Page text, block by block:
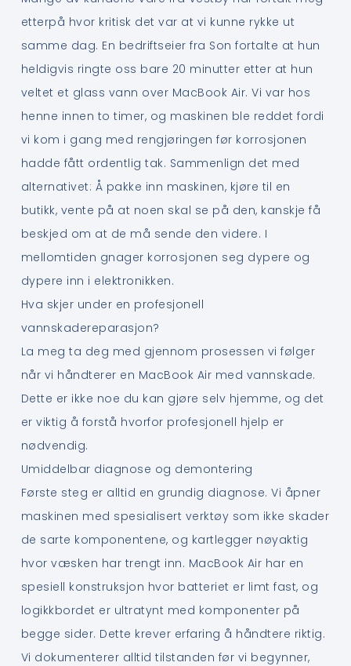
etterpå hvor kritisk det var at vi kunne rykke ut
samme dag. En bedriftseier fra Son fortalte at hun
heldigvis ringte oss bare 20 minutter etter at hun
veltet et glass vann over MacBook Air. Vi var hos
henne innen to timer, og maskinen ble reddet fordi
vi kom i gang med rengjøringen før korrosjonen
hadde fått ordentlig tak. Sammenlign det med
alternativet: Å pakke inn maskinen, kjøre til en
butikk, vente på at noen skal se på den, kanskje få
beskjed om at de må sende den videre. I
mellomtiden gnager korrosjonen seg dypere og
dypere inn i elektronikken.
Hva skjer under en profesjonell
vannskadereparasjon?
La meg ta deg med gjennom prosessen vi følger
når vi håndterer en MacBook Air med vannskade.
Dette er ikke noe du kan gjøre selv hjemme, og det
er viktig å forstå hvorfor profesjonell hjelp er
nødvendig.
Umiddelbar diagnose og demontering
Første steg er alltid en grundig diagnose. Vi åpner
maskinen med spesialisert verktøy som ikke skader
de sarte komponentene, og kartlegger nøyaktig
hvor væsken har trengt inn. MacBook Air har en
spesiell konstruksjon hvor batteriet er limt fast, og
logikkbordet er ultratynt med komponenter på
begge sider. Dette krever erfaring å håndtere riktig.
Vi dokumenterer alltid tilstanden før vi begynner,